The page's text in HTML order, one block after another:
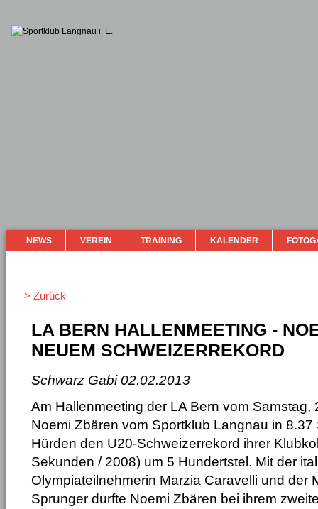
NEWS VEREIN TRAINING KALENDER
> Zurück
LA BERN HALLENMEETING -
NEUEM SCHWEIZERREKORD
Schwarz Gabi 02.02.2013
Am Hallenmeeting der LA Bern vom Samstag,
Noemi Zbären vom Sportklub Langnau in
Hürden den U20-Schweizerrekord ihrer
Sekunden / 2008) um 5 Hundertstel. Mit der
Olympiateilnehmerin Marzia Caravelli und der
Sprunger durfte Noemi Zbären bei ihrem